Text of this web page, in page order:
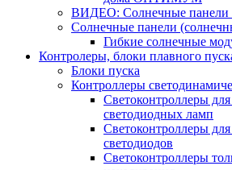
ВИДЕО: Солнечные панели
Солнечные панели
Гибкие солнечные
Контролеры, блоки плавного
Блоки пуска
Контроллеры
Светоконтроллеры
светодиодных ламп
Светоконтроллеры
светодиодов
Светоконтроллеры